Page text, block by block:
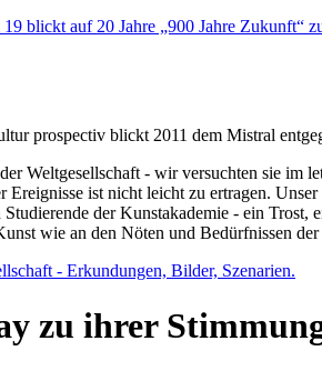
blickt auf 20 Jahre „900 Jahre Zukunft“
prospectiv blickt 2011 dem Mistral
Weltgesellschaft - wir versuchten sie im
ist nicht leicht zu ertragen.
der Kunstakademie - ein
wie an den Nöten und Bedürfnissen
- Erkundungen, Bilder, Szenarien.
zu ihrer